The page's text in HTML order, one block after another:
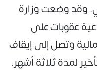
وقد وضعت وزارة
عقوبات على
مالية وتصل إلى إيقاف
لمدة ثلاثة أشهر.